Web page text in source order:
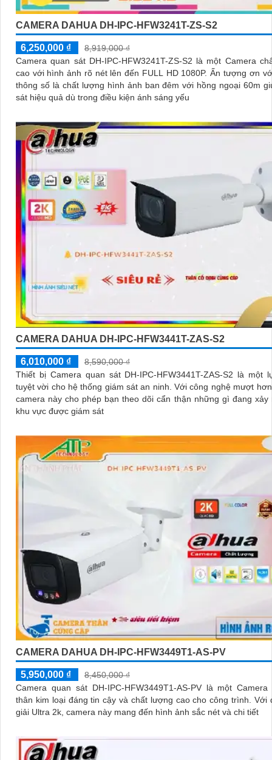
CAMERA DAHUA DH-IPC-HFW3241T-ZS-S2
6,250,000 ₫
8,919,000 ₫
Camera quan sát DH-IPC-HFW3241T-ZS-S2 là một Camera
cao với hình ảnh rõ nét lên đến FULL HD 1080P. Ấn tượng ơn với những
thông số là chất lượng hình ảnh ban đêm với hồng ngoại 60m
sát hiệu quả dù trong điều kiện ánh sáng yếu
CAMERA DAHUA DH-IPC-HFW3441T-ZAS-S2
6,010,000 ₫
8,590,000 ₫
Thiết bị Camera quan sát DH-IPC-HFW3441T-ZAS-S2 là một
tuyệt vời cho hệ thống giám sát an ninh. Với công nghệ mượt hơn CMOS,
camera này cho phép bạn theo dõi cẩn thận những gì đang xảy
khu vực được giám sát
CAMERA DAHUA DH-IPC-HFW3449T1-AS-PV
5,950,000 ₫
8,450,000 ₫
Camera quan sát DH-IPC-HFW3449T1-AS-PV là một
thân kim loại đáng tin cậy và chất lượng cao cho công trình. Với độ phân
giải Ultra 2k, camera này mang đến hình ảnh sắc nét và chi tiết